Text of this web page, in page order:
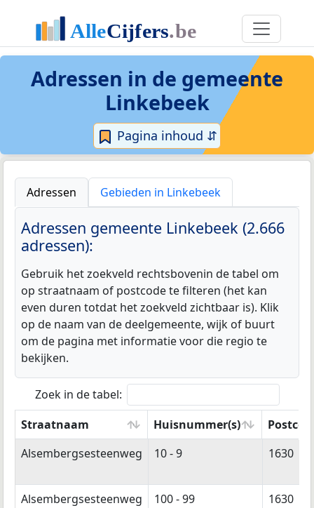
Adressen in de gemeente
Linkebeek
Pagina inhoud ⇵
Adressen Gebieden in Linkebeek
Adressen gemeente Linkebeek (2.666
adressen):
Gebruik het zoekveld rechtsbovenin de tabel om
op straatnaam of postcode te filteren (het kan
even duren totdat het zoekveld zichtbaar is). Klik
op de naam van de deelgemeente, wijk of buurt
om de pagina met informatie voor die regio te
bekijken.
Zoek in de tabel:
Straatnaam
Huisnummer(s)
Straatnaam
Huisnummer(s)
Alsembergsesteenweg 10 - 9 1630
Alsembergsesteenweg 100 - 99 1630